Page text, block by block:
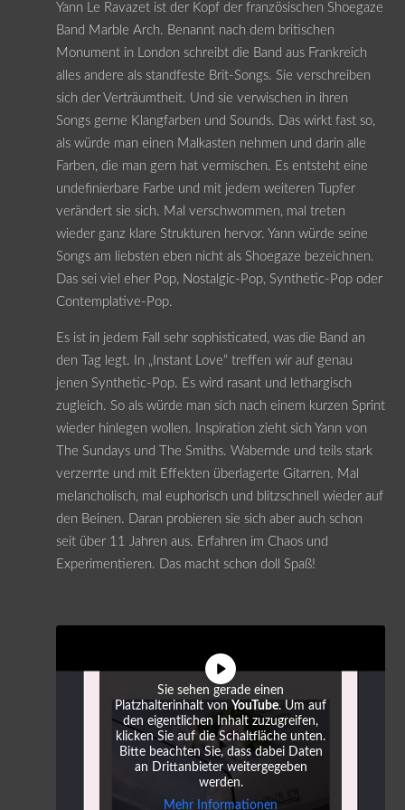
Yann Le Ravazet ist der Kopf der französischen Shoegaze
Band Marble Arch. Benannt nach dem britischen
Monument in London schreibt die Band aus Frankreich
alles andere als standfeste Brit-Songs. Sie verschreiben
sich der Verträumtheit. Und sie verwischen in ihren
Songs gerne Klangfarben und Sounds. Das wirkt fast so,
als würde man einen Malkasten nehmen und darin alle
Farben, die man gern hat vermischen. Es entsteht eine
undefinierbare Farbe und mit jedem weiteren Tupfer
verändert sie sich. Mal verschwommen, mal treten
wieder ganz klare Strukturen hervor. Yann würde seine
Songs am liebsten eben nicht als Shoegaze bezeichnen.
Das sei viel eher Pop, Nostalgic-Pop, Synthetic-Pop oder
Contemplative-Pop.
Es ist in jedem Fall sehr sophisticated, was die Band an
den Tag legt. In „Instant Love“ treffen wir auf genau
jenen Synthetic-Pop. Es wird rasant und lethargisch
zugleich. So als würde man sich nach einem kurzen Sprint
wieder hinlegen wollen. Inspiration zieht sich Yann von
The Sundays und The Smiths. Wabernde und teils stark
verzerrte und mit Effekten überlagerte Gitarren. Mal
melancholisch, mal euphorisch und blitzschnell wieder auf
den Beinen. Daran probieren sie sich aber auch schon
seit über 11 Jahren aus. Erfahren im Chaos und
Experimentieren. Das macht schon doll Spaß!
Sie sehen gerade einen
Platzhalterinhalt von YouTube. Um auf
den eigentlichen Inhalt zuzugreifen,
klicken Sie auf die Schaltfläche unten.
Bitte beachten Sie, dass dabei Daten
an Drittanbieter weitergegeben
werden.
Mehr Informationen